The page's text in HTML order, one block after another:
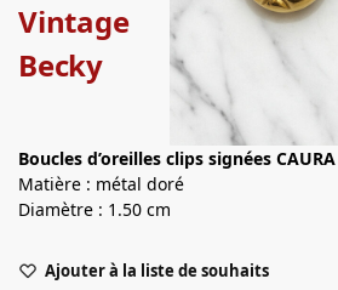
Vintage
Becky
Boucles d’oreilles clips signées CAURA
Matière : métal doré
Diamètre : 1.50 cm
Ajouter à la liste de souhaits